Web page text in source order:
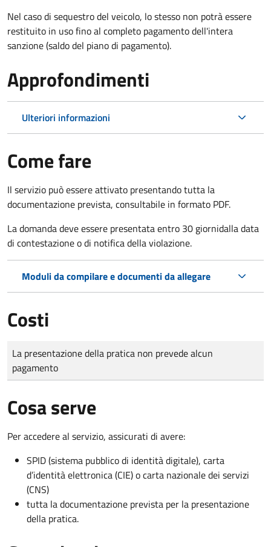
Nel caso di sequestro del veicolo, lo stesso non potrà essere
restituito in uso fino al completo pagamento dell'intera
sanzione (saldo del piano di pagamento).
Approfondimenti
Ulteriori informazioni
Come fare
Il servizio può essere attivato presentando tutta la
documentazione prevista, consultabile in formato PDF.
La domanda deve essere presentata entro 30 giornidalla data
di contestazione o di notifica della violazione.
Moduli da compilare e documenti da allegare
Costi
Tipo di pagamento
Importo
La presentazione della pratica non prevede alcun
pagamento
Cosa serve
Per accedere al servizio, assicurati di avere:
SPID (sistema pubblico di identità digitale), carta
d’identità elettronica (CIE) o carta nazionale dei servizi
(CNS)
tutta la documentazione prevista per la presentazione
della pratica.